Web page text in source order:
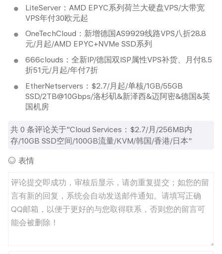
LiteServer：AMD EPYC系列荷兰大硬盘VPS/大带宽
VPS年付30欧元起
OneTechCloud：新增德国AS9929线路VPS八折28.8
元/月起/AMD EPYC+NVMe SSD系列
666clouds：全新IP/德国双ISP属性VPS补货、月付8.5
折51元/月起/年付7折
EtherNetservers：$2.7/月起/单核/1GB/55GB
SSD/2TB@10Gbps/洛杉矶&新泽西&迈阿密&德国&英
国机房
共0 条评论关于"Cloud Services：$2.7/月/256MB内
存/10GB SSD空间/100GB流量/KVM/韩国/香港/日本"
表情